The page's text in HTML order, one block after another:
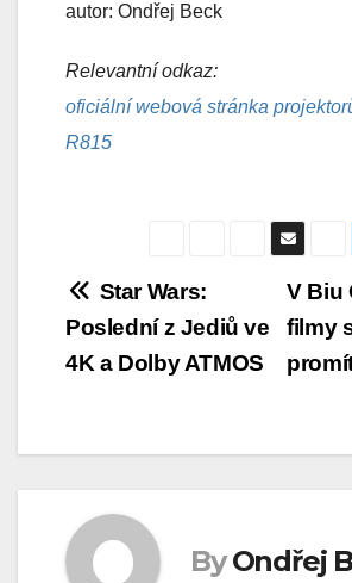
autor: Ondřej Beck
Relevantní odkaz:
oficiální webová stránka
R815
Navigace
pro
V Biu
filmy
Star Wars:
Poslední z Jediů ve
4K a Dolby ATMOS
By Ondřej